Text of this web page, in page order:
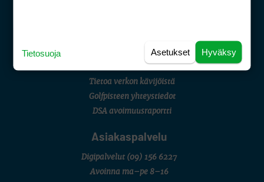
Golfpiste mediakortti
Tietoa verkon kävijöistä
Golfpisteen yhteystiedot
DSA avoimuusraportti
Asiakaspalvelu
Digipalvelut (09) 156 6227
Avoinna ma–pe 8–16
Hyväksy
Asetukset
Tietosuoja